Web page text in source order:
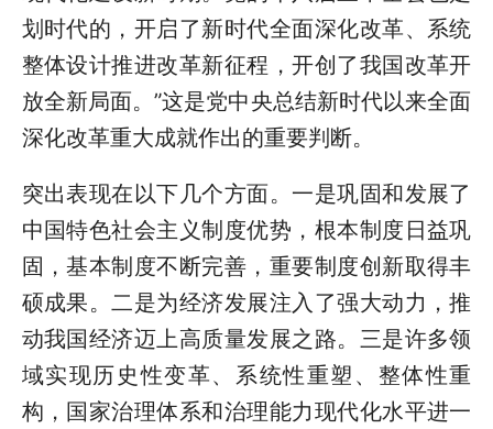
划时代的，开启了新时代全面深化改革、系统
整体设计推进改革新征程，开创了我国改革开
放全新局面。”这是党中央总结新时代以来全面
深化改革重大成就作出的重要判断。
突出表现在以下几个方面。一是巩固和发展了
中国特色社会主义制度优势，根本制度日益巩
固，基本制度不断完善，重要制度创新取得丰
硕成果。二是为经济发展注入了强大动力，推
动我国经济迈上高质量发展之路。三是许多领
域实现历史性变革、系统性重塑、整体性重
构，国家治理体系和治理能力现代化水平进一